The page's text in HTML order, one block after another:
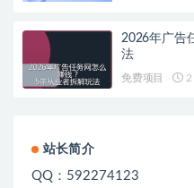
2026年广告
法
免费项目 2
站长简介
QQ：592274123